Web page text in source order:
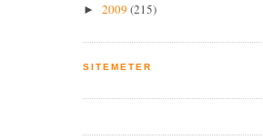
► 2009 (215)
SITEMETER